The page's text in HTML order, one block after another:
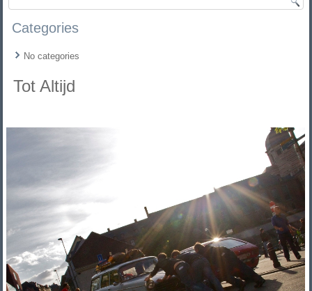
Categories
No categories
Tot Altijd